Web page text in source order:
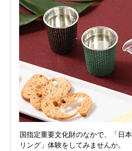
国指定重要文化財のなかで、「日
リング」体験をしてみませんか。